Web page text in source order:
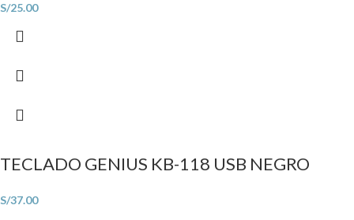
S/25.00
TECLADO GENIUS KB-118 USB NEGRO
S/37.00